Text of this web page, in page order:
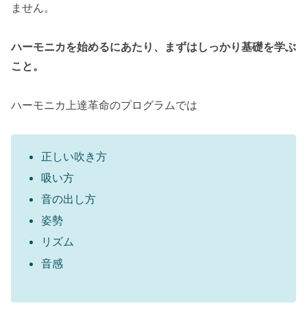
ません。
ハーモニカを始めるにあたり、まずはしっかり基礎を学ぶ
こと。
ハーモニカ上達革命のプログラムでは
正しい吹き方
吸い方
音の出し方
姿勢
リズム
音感